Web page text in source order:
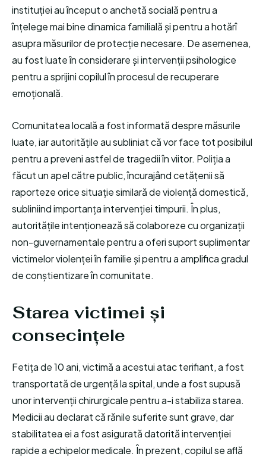
instituției au început o anchetă socială pentru a
înțelege mai bine dinamica familială și pentru a hotărî
asupra măsurilor de protecție necesare. De asemenea,
au fost luate în considerare și intervenții psihologice
pentru a sprijini copilul în procesul de recuperare
emoțională.
Comunitatea locală a fost informată despre măsurile
luate, iar autoritățile au subliniat că vor face tot posibilul
pentru a preveni astfel de tragedii în viitor. Poliția a
făcut un apel către public, încurajând cetățenii să
raporteze orice situație similară de violență domestică,
subliniind importanța intervenției timpurii. În plus,
autoritățile intenționează să colaboreze cu organizații
non-guvernamentale pentru a oferi suport suplimentar
victimelor violenței în familie și pentru a amplifica gradul
de conștientizare în comunitate.
Starea victimei și
consecințele
Fetița de 10 ani, victimă a acestui atac terifiant, a fost
transportată de urgență la spital, unde a fost supusă
unor intervenții chirurgicale pentru a-i stabiliza starea.
Medicii au declarat că rănile suferite sunt grave, dar
stabilitatea ei a fost asigurată datorită intervenției
rapide a echipelor medicale. În prezent, copilul se află